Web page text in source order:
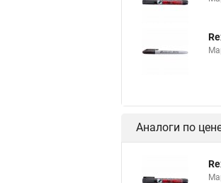
Аналоги по